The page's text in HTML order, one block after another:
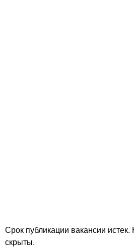
Срок публикации вакансии
скрыты.